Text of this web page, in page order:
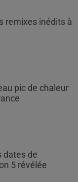
remixes inédits à
pic de chaleur
dates de
5 révélée